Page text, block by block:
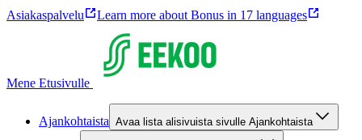
Asiakaspalvelu Learn more about Bonus in 17 languages
Mene Etusivulle
Ajankohtaista Avaa lista alisivuista sivulle Ajankohtaista